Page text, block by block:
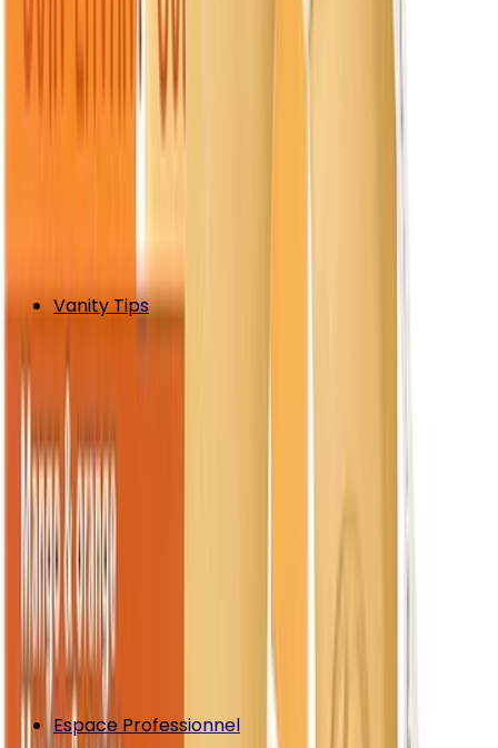
Vanity Tips
Espace Professionnel